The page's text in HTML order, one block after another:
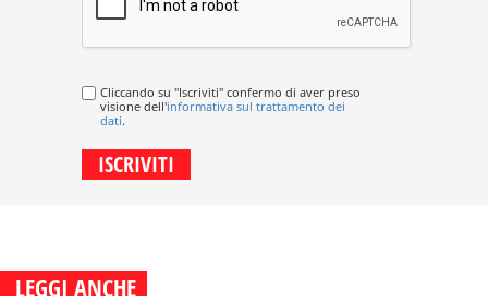
Cliccando su "Iscriviti" confermo di aver preso
visione dell'informativa sul trattamento dei
dati.
LEGGI ANCHE